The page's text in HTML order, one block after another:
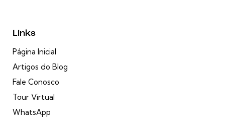
Links
Página Inicial
Artigos do Blog
Fale Conosco
Tour Virtual
WhatsApp